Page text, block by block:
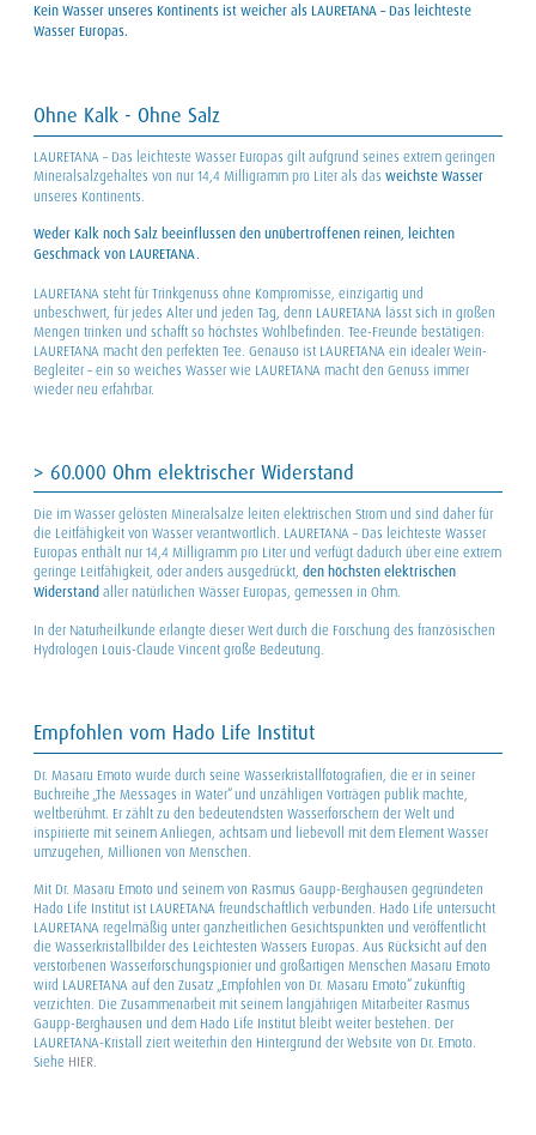
Kein Wasser unseres Kontinents ist weicher als LAURETANA – Das leichteste
Wasser Europas.
Ohne Kalk - Ohne Salz
LAURETANA – Das leichteste Wasser Europas gilt aufgrund seines extrem geringen
Mineralsalzgehaltes von nur 14,4 Milligramm pro Liter als dasweichste Wasser
unseres Kontinents.
Weder Kalk noch Salz beeinflussen den unübertroffenen reinen, leichten
Geschmack von LAURETANA.
LAURETANA steht für Trinkgenuss ohne Kompromisse, einzigartig und
unbeschwert, für jedes Alter und jeden Tag, denn LAURETANA lässt sich in großen
Mengen trinken und schafft so höchstes Wohlbefinden. Tee-Freunde bestätigen:
LAURETANA macht den perfekten Tee. Genauso ist LAURETANA ein idealer Wein-
Begleiter – ein so weiches Wasser wie LAURETANA macht den Genuss immer
wieder neu erfahrbar.
> 60.000 Ohm elektrischer Widerstand
Die im Wasser gelösten Mineralsalze leiten elektrischen Strom und sind daher für
die Leitfähigkeit von Wasser verantwortlich. LAURETANA – Das leichteste Wasser
Europas enthält nur 14,4 Milligramm pro Liter und verfügt dadurch über eine extrem
geringe Leitfähigkeit, oder anders ausgedrückt, den höchsten elektrischen
Widerstand aller natürlichen Wässer Europas, gemessen in Ohm.
In der Naturheilkunde erlangte dieser Wert durch die Forschung des französischen
Hydrologen Louis-Claude Vincent große Bedeutung.
Empfohlen vom Hado Life Institut
Dr. Masaru Emoto wurde durch seine Wasserkristallfotografien, die er in seiner
Buchreihe „The Messages in Water“ und unzähligen Vorträgen publik machte,
weltberühmt. Er zählt zu den bedeutendsten Wasserforschern der Welt und
inspirierte mit seinem Anliegen, achtsam und liebevoll mit dem Element Wasser
umzugehen, Millionen von Menschen.
Mit Dr. Masaru Emoto und seinem von Rasmus Gaupp-Berghausen gegründeten
Hado Life Institut ist LAURETANA freundschaftlich verbunden. Hado Life untersucht
LAURETANA regelmäßig unter ganzheitlichen Gesichtspunkten und veröffentlicht
die Wasserkristallbilder des Leichtesten Wassers Europas. Aus Rücksicht auf den
verstorbenen Wasserforschungspionier und großartigen Menschen Masaru Emoto
wird LAURETANA auf den Zusatz „Empfohlen von Dr. Masaru Emoto“ zukünftig
verzichten. Die Zusammenarbeit mit seinem langjährigen Mitarbeiter Rasmus
Gaupp-Berghausen und dem Hado Life Institut bleibt weiter bestehen. Der
LAURETANA-Kristall ziert weiterhin den Hintergrund der Website von Dr. Emoto.
Siehe HIER